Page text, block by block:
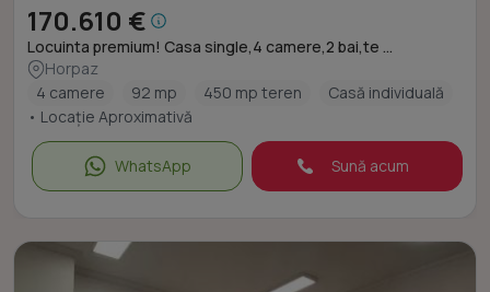
170.610 €
Locuinta premium! Casa single,4 camere,2 bai,te ...
Horpaz
4 camere
92 mp 450 mp teren
Casă individuală
• Locație Aproximativă
WhatsApp Sună acum